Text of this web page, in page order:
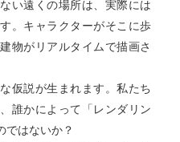
い遠くの場所は、実際には
。キャラクターがそこに歩
物がリアルタイムで描画さ
仮説が生まれます。私たち
誰かによって「レンダリン
ではないか？